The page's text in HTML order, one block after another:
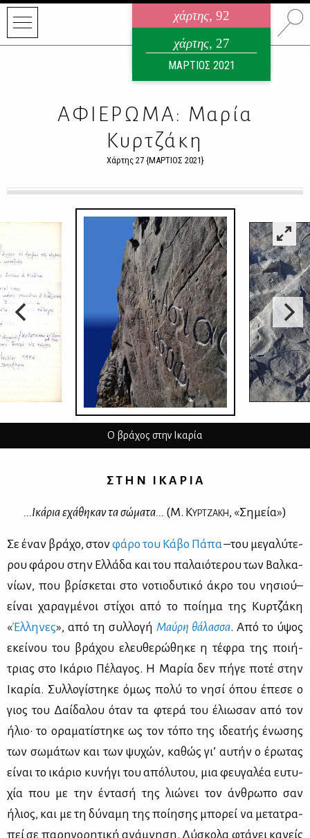
χάρτης, 92
ηλεκτρονικό περιοδικό
ΑΥΓΟΥΣΤΟΣ 2026
χάρτης, 27
ΜΑΡΤΙΟΣ 2021
ΑΦΙΕΡΩΜΑ: Μαρία
Κυρτζάκη
Χάρτης 27 {ΜΑΡΤΙΟΣ 2021}
Ο βράχος στην Ικαρία
Σ Τ Η Ν Ι Κ Α Ρ Ι Α
...Ικά­ρια εχά­θη­καν τα σώ­μα­τα... (Μ. ΚΥΡ­ΤΖΑ­ΚΗ , «Ση­μεία»)
Σε έναν βρά­χο, στον φά­ρο του Κά­βο Πά­πα–του με­γα­λύ­τε­
ρου φά­ρου στην Ελ­λά­δα και του πα­λαιό­τε­ρου των Βαλ­κα­
νί­ων, που βρί­σκε­ται στο νο­τιο­δυ­τι­κό άκρο του νη­σιού–
εί­ναι χα­ραγ­μέ­νοι στί­χοι από το ποί­η­μα της Κυρ­τζά­κη
«Έλ­λη­νες», από τη συλ­λο­γή Μαύ­ρη θά­λασ­σα. Από το ύψος
εκεί­νου του βρά­χου ελευ­θε­ρώ­θη­κε η τέ­φρα της ποι­ή­
τριας στο Ικά­ριο Πέ­λα­γος. Η Μα­ρία δεν πή­γε πο­τέ στην
Ικα­ρία. Συλ­λο­γί­στη­κε όμως πο­λύ το νη­σί όπου έπε­σε ο
γιος του Δαί­δα­λου όταν τα φτε­ρά του έλιω­σαν από τον
ήλιο· το ορα­μα­τί­στη­κε ως τον τό­πο της ιδε­α­τής ένω­σης
των σω­μά­των και των ψυ­χών, κα­θώς γι’ αυ­τήν ο έρω­τας
εί­ναι το ικά­ριο κυ­νή­γι του από­λυ­του, μια φευ­γα­λέα ευ­τυ­
χία που με την έντα­σή της λιώ­νει τον άν­θρω­πο σαν
ήλιος, και με τη δύ­να­μη της ποί­η­σης μπο­ρεί να με­τα­τρα­
πεί σε πα­ρη­γο­ρη­τι­κή ανά­μνη­ση. Δύ­σκο­λα φτά­νει κα­νείς